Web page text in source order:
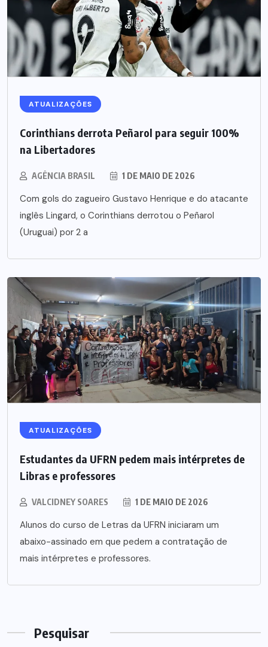
ATUALIZAÇÕES
Corinthians derrota Peñarol para seguir 100%
na Libertadores
AGÊNCIA BRASIL 1 DE MAIO DE 2026
Com gols do zagueiro Gustavo Henrique e do atacante
inglês Lingard, o Corinthians derrotou o Peñarol
(Uruguai) por 2 a
ATUALIZAÇÕES
Estudantes da UFRN pedem mais intérpretes de
Libras e professores
VALCIDNEY SOARES 1 DE MAIO DE 2026
Alunos do curso de Letras da UFRN iniciaram um
abaixo-assinado em que pedem a contratação de
mais intérpretes e professores.
Pesquisar